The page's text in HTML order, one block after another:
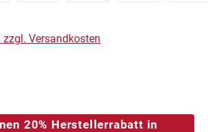
Versandkosten
Bewertung von 5 von 5 Sternen
20% Herstellerrabatt in